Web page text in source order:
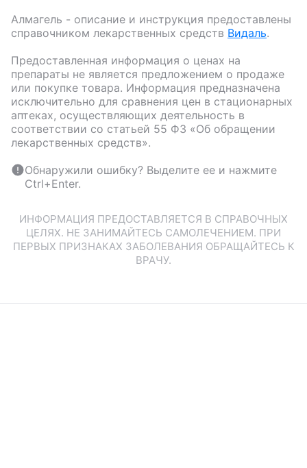
Алмагель - описание и инструкция предоставлены
справочником лекарственных средств Видаль.
Предоставленная информация о ценах на
препараты не является предложением о продаже
или покупке товара. Информация предназначена
исключительно для сравнения цен в стационарных
аптеках, осуществляющих деятельность в
соответствии со статьей 55 ФЗ «Об обращении
лекарственных средств».
Обнаружили ошибку? Выделите ее и нажмите
Ctrl+Enter.
ИНФОРМАЦИЯ ПРЕДОСТАВЛЯЕТСЯ В СПРАВОЧНЫХ
ЦЕЛЯХ. НЕ ЗАНИМАЙТЕСЬ САМОЛЕЧЕНИЕМ. ПРИ
ПЕРВЫХ ПРИЗНАКАХ ЗАБОЛЕВАНИЯ ОБРАЩАЙТЕСЬ К
ВРАЧУ.